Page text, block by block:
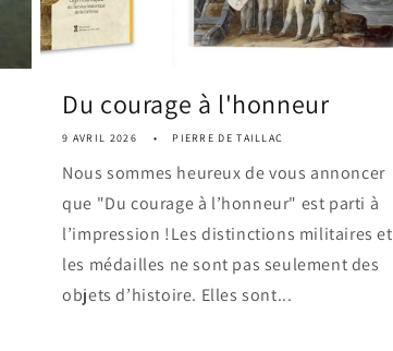
Du courage à l'honneur
9 AVRIL 2026 PIERRE DE TAILLAC
Nous sommes heureux de vous annoncer
que "Du courage à l’honneur" est parti à
l’impression !Les distinctions militaires et
les médailles ne sont pas seulement des
objets d’histoire. Elles sont...